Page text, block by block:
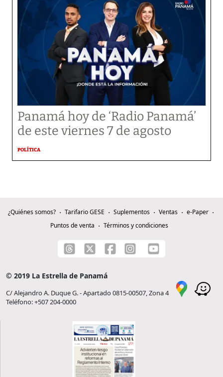
Panamá hoy de ‘Radio Panamá’
de este viernes 7 de agosto
POLÍTICA
¿Quiénes somos? Tarifario GESE Suplementos Ventas
e-Paper
Puntos de venta
Términos y condiciones
© 2019 La Estrella de Panamá
C/ Alejandro A. Duque G. - Apartado 0815-00507, Zona 4
Teléfono: +507 204-0000